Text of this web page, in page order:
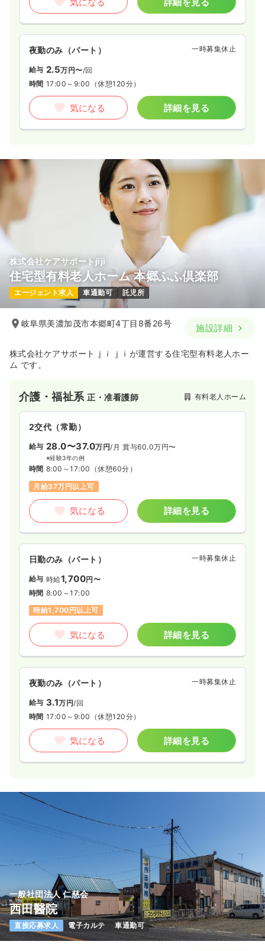
夜勤のみ（パート） 一時募集休止
給与 2.5万円〜/回
時間 17:00～9:00 （休憩120分）
気になる 詳細を見る
株式会社ケアサポートjiji
住宅型有料老人ホーム 本郷ふふ倶楽部
エージェント求人 車通勤可 託児所
岐阜県美濃加茂市本郷町4丁目8番26号 施設詳細
株式会社ケアサポートｊｉｊｉが運営する住宅型有料老人ホー
ム です。
介護・福祉系正・准看護師 有料老人ホーム
2交代（常勤）
給与 28.0〜37.0万円/月 賞与60.0万円〜
※経験3年の例
時間 8:00～17:00 （休憩60分）
月給37万円以上可
気になる 詳細を見る
日勤のみ（パート） 一時募集休止
給与 時給1,700円〜
時間 8:00～17:00
時給1,700円以上可
気になる 詳細を見る
夜勤のみ（パート） 一時募集休止
給与 3.1万円/回
時間 17:00～9:00 （休憩120分）
気になる 詳細を見る
一般社団法人 仁慈会
西田醫院
直接応募求人 電子カルテ 車通勤可